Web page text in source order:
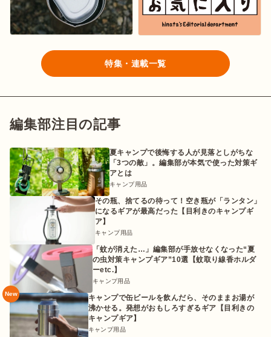
特集・連載一覧
編集部注目の記事
夏キャンプで後悔する人が見落としがちな
「3つの敵」。編集部が本気で使った対策ギ
アとは
キャンプ用品
その瓶、捨てるの待って！空き瓶が「ランタン」
になるギアが最高だった【目利きのキャンプギ
ア】
キャンプ用品
「蚊が消えた…」編集部が手放せなくなった“夏
の虫対策キャンプギア”10選【蚊取り線香ホルダ
ーetc.】
キャンプ用品
New
キャンプで缶ビールを飲んだら、そのままお湯が
沸かせる。発想がおもしろすぎるギア【目利きの
キャンプギア】
キャンプ用品